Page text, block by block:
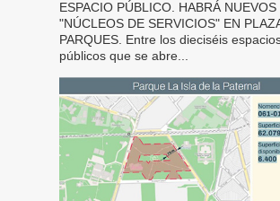
ESPACIO PÚBLICO. HABRÁ NUEVOS
"NÚCLEOS DE SERVICIOS" EN
PARQUES. Entre los dieciséis
públicos que se abre...